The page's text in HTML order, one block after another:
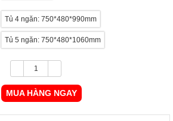
Tủ 4 ngăn: 750*480*990mm
Tủ 5 ngăn: 750*480*1060mm
MUA HÀNG NGAY